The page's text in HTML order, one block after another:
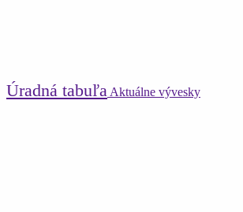
Úradná tabuľa Aktuálne vývesky